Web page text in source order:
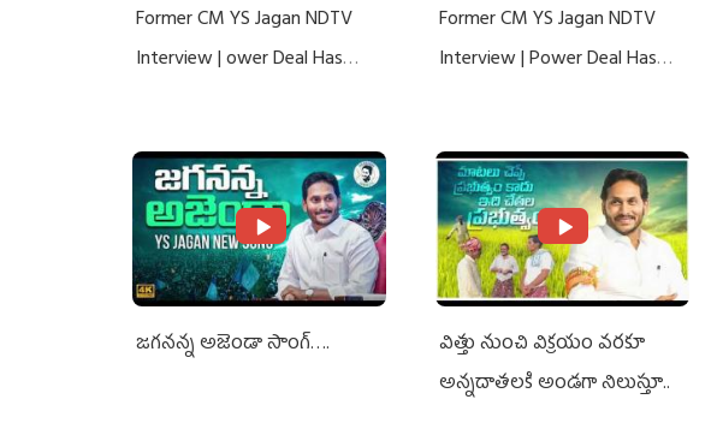
Former CM YS Jagan NDTV
Interview | ower Deal Has
Former CM YS Jagan NDTV
Interview | Power Deal Has
జగనన్న అజెండా సాంగ్….
విత్తు నుంచి విక్రయం వరకూ
అన్నదాతలకి అండగా నిలుస్తూ..